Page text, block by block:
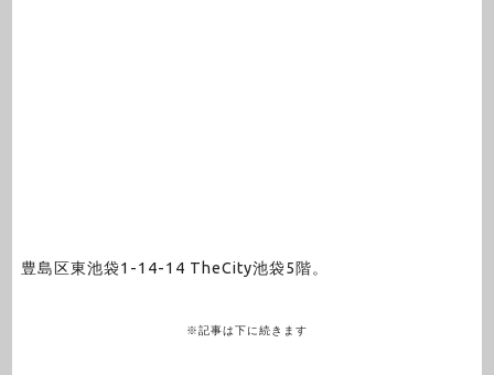
豊島区東池袋1-14-14 TheCity池袋5階。
※記事は下に続きます